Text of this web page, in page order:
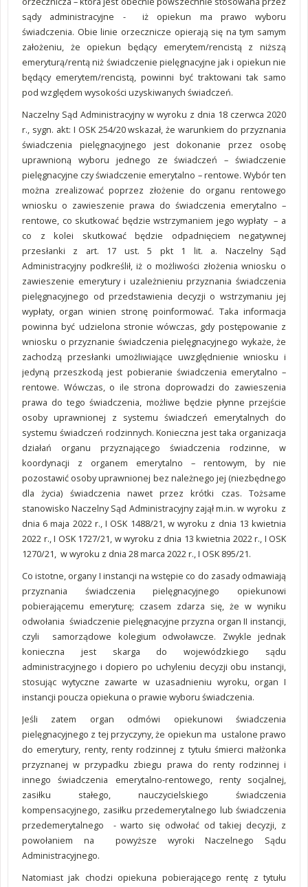
sądy administracyjne - iż opiekun ma prawo wyboru
świadczenia. Obie linie orzecznicze opierają się na tym samym
założeniu, że opiekun będący emerytem/rencistą z niższą
emeryturą/rentą niż świadczenie pielęgnacyjne jak i opiekun nie
będący emerytem/rencistą, powinni być traktowani tak samo
pod względem wysokości uzyskiwanych świadczeń.
Naczelny Sąd Administracyjny w wyroku z dnia 18 czerwca 2020
r., sygn. akt: I OSK 254/20 wskazał, że warunkiem do przyznania
świadczenia pielęgnacyjnego jest dokonanie przez osobę
uprawnioną wyboru jednego ze świadczeń – świadczenie
pielęgnacyjne czy świadczenie emerytalno – rentowe. Wybór ten
można zrealizować poprzez złożenie do organu rentowego
wniosku o zawieszenie prawa do świadczenia emerytalno –
rentowe, co skutkować będzie wstrzymaniem jego wypłaty – a
co z kolei skutkować będzie odpadnięciem negatywnej
przesłanki z art. 17 ust. 5 pkt 1 lit. a. Naczelny Sąd
Administracyjny podkreślił, iż o możliwości złożenia wniosku o
zawieszenie emerytury i uzależnieniu przyznania świadczenia
pielęgnacyjnego od przedstawienia decyzji o wstrzymaniu jej
wypłaty, organ winien stronę poinformować. Taka informacja
powinna być udzielona stronie wówczas, gdy postępowanie z
wniosku o przyznanie świadczenia pielęgnacyjnego wykaże, że
zachodzą przesłanki umożliwiające uwzględnienie wniosku i
jedyną przeszkodą jest pobieranie świadczenia emerytalno –
rentowe. Wówczas, o ile strona doprowadzi do zawieszenia
prawa do tego świadczenia, możliwe będzie płynne przejście
osoby uprawnionej z systemu świadczeń emerytalnych do
systemu świadczeń rodzinnych. Konieczna jest taka organizacja
działań organu przyznającego świadczenia rodzinne, w
koordynacji z organem emerytalno – rentowym, by nie
pozostawić osoby uprawnionej bez należnego jej (niezbędnego
dla życia) świadczenia nawet przez krótki czas. Tożsame
stanowisko Naczelny Sąd Administracyjny zajął m.in. w wyroku z
dnia 6 maja 2022 r., I OSK 1488/21, w wyroku z dnia 13 kwietnia
2022 r., I OSK 1727/21, w wyroku z dnia 13 kwietnia 2022 r., I OSK
1270/21, w wyroku z dnia 28 marca 2022 r., I OSK 895/21.
Co istotne, organy I instancji na wstępie co do zasady odmawiają
przyznania świadczenia pielęgnacyjnego opiekunowi
pobierającemu emeryturę; czasem zdarza się, że w wyniku
odwołania świadczenie pielęgnacyjne przyzna organ II instancji,
czyli samorządowe kolegium odwoławcze. Zwykle jednak
konieczna jest skarga do wojewódzkiego sądu
administracyjnego i dopiero po uchyleniu decyzji obu instancji,
stosując wytyczne zawarte w uzasadnieniu wyroku, organ I
instancji poucza opiekuna o prawie wyboru świadczenia.
Jeśli zatem organ odmówi opiekunowi świadczenia
pielęgnacyjnego z tej przyczyny, że opiekun ma ustalone prawo
do emerytury, renty, renty rodzinnej z tytułu śmierci małżonka
przyznanej w przypadku zbiegu prawa do renty rodzinnej i
innego świadczenia emerytalno-rentowego, renty socjalnej,
zasiłku stałego, nauczycielskiego świadczenia
kompensacyjnego, zasiłku przedemerytalnego lub świadczenia
przedemerytalnego - warto się odwołać od takiej decyzji, z
powołaniem na powyższe wyroki Naczelnego Sądu
Administracyjnego.
Natomiast jak chodzi opiekuna pobierającego rentę z tytułu